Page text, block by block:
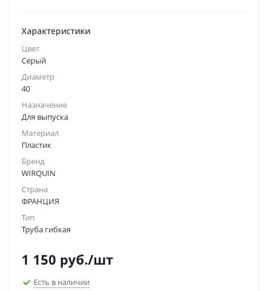
Характеристики
Цвет
Серый
Диаметр
40
Назначение
Для выпуска
Материал
Пластик
Бренд
WIRQUIN
Страна
ФРАНЦИЯ
Тип
Труба гибкая
1 150 руб./шт
Есть в наличии